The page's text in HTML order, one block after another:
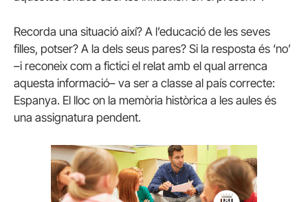
Recorda una situació així? A l’educació de les seves
filles, potser? A la dels seus pares? Si la resposta és ‘no’
–i reconeix com a fictici el relat amb el qual arrenca
aquesta informació– va ser a classe al país correcte:
Espanya. El lloc on la memòria històrica a les aules és
una assignatura pendent.